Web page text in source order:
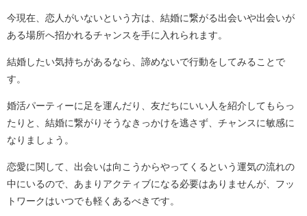
今現在、恋人がいないという方は、結婚に繋がる出会いや出会いが
ある場所へ招かれるチャンスを手に入れられます。
結婚したい気持ちがあるなら、諦めないで行動をしてみることで
す。
婚活パーティーに足を運んだり、友だちにいい人を紹介してもらっ
たりと、結婚に繋がりそうなきっかけを逃さず、チャンスに敏感に
なりましょう。
恋愛に関して、出会いは向こうからやってくるという運気の流れの
中にいるので、あまりアクティブになる必要はありませんが、フッ
トワークはいつでも軽くあるべきです。